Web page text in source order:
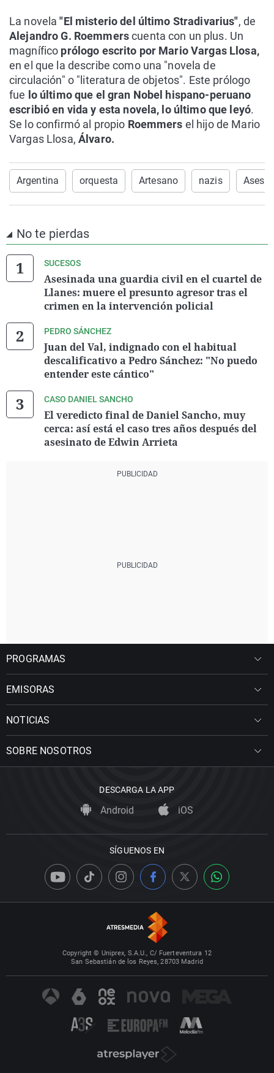
La novela"El misterio del último Stradivarius", de
Alejandro G. Roemmerscuenta con un plus. Un
magnífico prólogo escrito por Mario Vargas Llosa,
en el que la describe como una "novela de
circulación" o "literatura de objetos". Este prólogo
fue lo último que el gran Nobel hispano-peruano
escribió en vida y esta novela, lo último que leyó.
Se lo confirmó al propio Roemmers el hijo de Mario
Vargas Llosa, Álvaro.
Argentina orquesta Artesano nazis
No te pierdas
SUCESOS
Asesinada una guardia civil en el cuartel de
Llanes: muere el presunto agresor tras el
crimen en la intervención policial
PEDRO SÁNCHEZ
Juan del Val, indignado con el habitual
descalificativo a Pedro Sánchez: "No puedo
entender este cántico"
CASO DANIEL SANCHO
El veredicto final de Daniel Sancho, muy
cerca: así está el caso tres años después del
asesinato de Edwin Arrieta
PROGRAMAS
EMISORAS
NOTICIAS
SOBRE NOSOTROS
DESCARGA LA APP
Android iOS
SÍGUENOS EN
Copyright © Uniprex, S.A.U., C/ Fuerteventura 12
San Sebastián de los Reyes, 28703 Madrid